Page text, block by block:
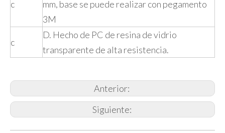
c
mm, base se puede realizar con pegamento
3M
c
D. Hecho de PC de resina de vidrio
transparente de alta resistencia.
Anterior:
Siguiente: